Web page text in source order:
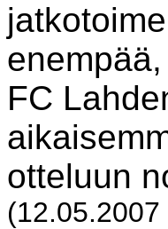
FC
otteluun